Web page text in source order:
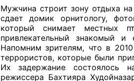
Мужчина строит зону отдыха
сдает домик орнитологу,
который снимает местных
привлекательный знакомый и
Напомним зрителям, что в
террористов, которые были
Их задержание состоялось
режиссера Бахтияра